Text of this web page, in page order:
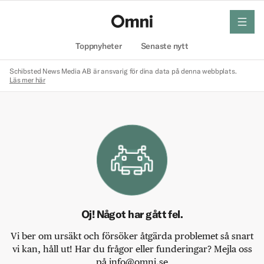
Toppnyheter Senaste nytt
meny
Schibsted News Media AB är ansvarig för dina data på denna webbplats.
Läs mer här
Oj! Något har gått fel.
Vi ber om ursäkt och försöker åtgärda problemet så snart
vi kan, håll ut! Har du frågor eller funderingar? Mejla oss